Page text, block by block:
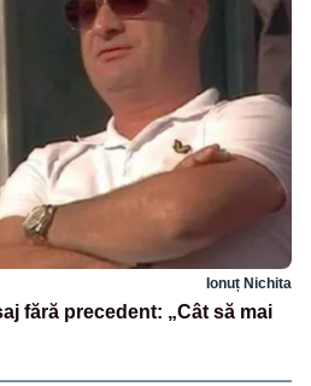
Ionuț Nichita
fără precedent: „Cât să mai